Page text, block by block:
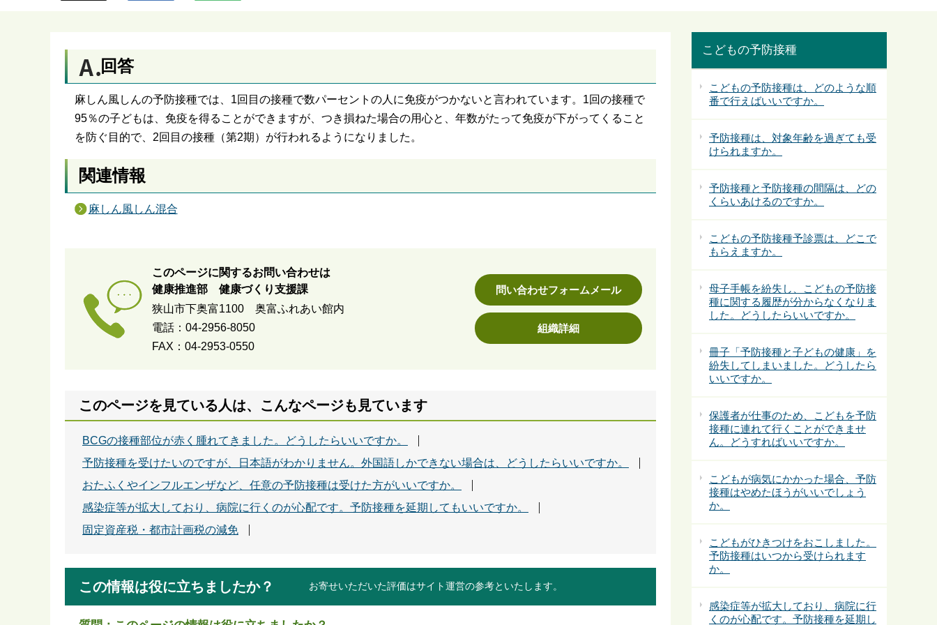
回答
麻しん風しんの予防接種では、1回目の接種で数パーセントの人に免疫がつかないと言われています。1回の接種で
95％の子どもは、免疫を得ることができますが、つき損ねた場合の用心と、年数がたって免疫が下がってくること
を防ぐ目的で、2回目の接種（第2期）が行われるようになりました。
関連情報
麻しん風しん混合
このページに関するお問い合わせは
健康推進部 健康づくり支援課
狭山市下奥富1100 奥富ふれあい館内
電話：04-2956-8050
FAX：04-2953-0550
問い合わせフォームメール
組織詳細
このページを見ている人は、こんなページも見ています
BCGの接種部位が赤く腫れてきました。どうしたらいいですか。
予防接種を受けたいのですが、日本語がわかりません。外国語しかできない場合は、どうしたらいいですか。
おたふくやインフルエンザなど、任意の予防接種は受けた方がいいですか。
感染症等が拡大しており、病院に行くのが心配です。予防接種を延期してもいいですか。
固定資産税・都市計画税の減免
この情報は役に立ちましたか？ お寄せいただいた評価はサイト運営の参考といたします。
こどもの予防接種
こどもの予防接種は、どのような順
番で行えばいいですか。
予防接種は、対象年齢を過ぎても受
けられますか。
予防接種と予防接種の間隔は、どの
くらいあけるのですか。
こどもの予防接種予診票は、どこで
もらえますか。
母子手帳を紛失し、こどもの予防接
種に関する履歴が分からなくなりま
した。どうしたらいいですか。
冊子「予防接種と子どもの健康」を
紛失してしまいました。どうしたら
いいですか。
保護者が仕事のため、こどもを予防
接種に連れて行くことができませ
ん。どうすればいいですか。
こどもが病気にかかった場合、予防
接種はやめたほうがいいでしょう
か。
こどもがひきつけをおこしました。
予防接種はいつから受けられます
か。
感染症等が拡大しており、病院に行
くのが心配です。予防接種を延期し